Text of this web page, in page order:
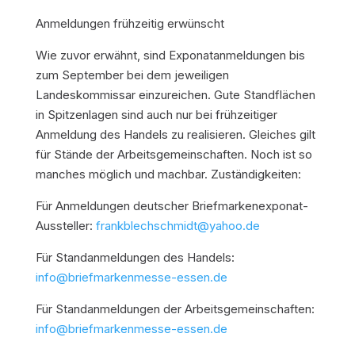
Anmeldungen frühzeitig erwünscht
Wie zuvor erwähnt, sind Exponatanmeldungen bis
zum September bei dem jeweiligen
Landeskommissar einzureichen. Gute Standflächen
in Spitzenlagen sind auch nur bei frühzeitiger
Anmeldung des Handels zu realisieren. Gleiches gilt
für Stände der Arbeitsgemeinschaften. Noch ist so
manches möglich und machbar. Zuständigkeiten:
Für Anmeldungen deutscher Briefmarkenexponat-
Aussteller: frankblechschmidt@yahoo.de
Für Standanmeldungen des Handels:
info@briefmarkenmesse-essen.de
Für Standanmeldungen der Arbeitsgemeinschaften:
info@briefmarkenmesse-essen.de